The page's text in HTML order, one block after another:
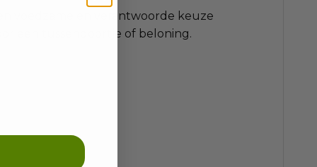
voedzame en verantwoorde keuze
een tussendoortje of beloning.